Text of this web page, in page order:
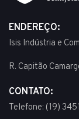
ENDEREÇO:
Isis Indústria e
R. Capitão
CONTATO:
Telefone: (19)